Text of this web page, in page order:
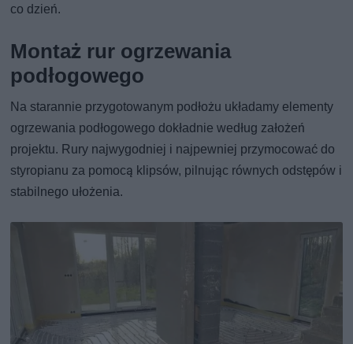
co dzień.
Montaż rur ogrzewania
podłogowego
Na starannie przygotowanym podłożu układamy elementy
ogrzewania podłogowego dokładnie według założeń
projektu. Rury najwygodniej i najpewniej przymocować do
styropianu za pomocą klipsów, pilnując równych odstępów i
stabilnego ułożenia.